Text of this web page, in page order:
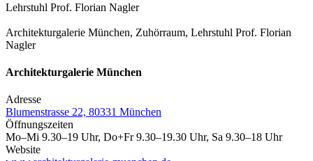
Lehrstuhl Prof. Florian Nagler
Architekturgalerie München, Zuhörraum, Lehrstuhl Prof. Florian
Nagler
Architekturgalerie München
Adresse
Blumenstrasse 22, 80331 München
Öffnungszeiten
Mo–Mi 9.30–19 Uhr, Do+Fr 9.30–19.30 Uhr, Sa 9.30–18 Uhr
Website